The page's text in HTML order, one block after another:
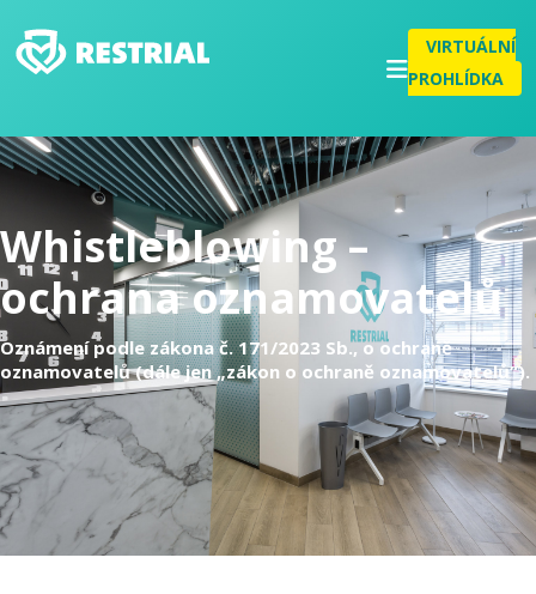
VIRTUÁLNÍ
PROHLÍDKA
Whistleblowing –
ochrana oznamovatelů
Oznámení podle zákona č. 171/2023 Sb., o ochraně
oznamovatelů (dále jen „zákon o ochraně oznamovatelů“).